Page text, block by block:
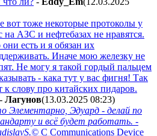
вот тоже некоторые протоколы у
на АЗС и нефтебазах не нравятся.
есть и я обязан их
Иначе мою железку не
Не могу я такой гордый пальцем
- кака тут у вас фигня! Так
к слову про китайских пидаров.
- Лaгyнoв(13.03.2025 08:23)
Элементарно, Эдуард - делай по
и всё будет работать. -
C Communications Device